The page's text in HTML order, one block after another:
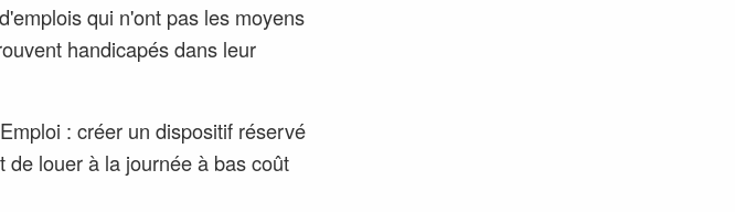
qui n'ont pas les moyens
handicapés dans leur
: créer un dispositif réservé
louer à la journée à bas coût